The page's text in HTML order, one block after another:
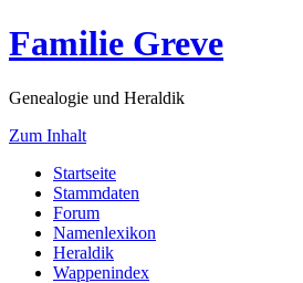
Familie Greve
Genealogie und Heraldik
Zum Inhalt
Startseite
Stammdaten
Forum
Namenlexikon
Heraldik
Wappenindex